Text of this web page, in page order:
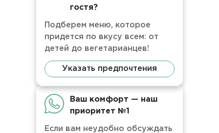
гостя?
Подберем меню, которое
придется по вкусу всем: от
детей до вегетарианцев!
Указать предпочтения
Ваш комфорт — наш
приоритет №1
Если вам неудобно обсуждать